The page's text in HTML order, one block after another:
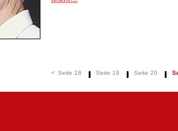
< Seite 18 Seite 19 Seite 20